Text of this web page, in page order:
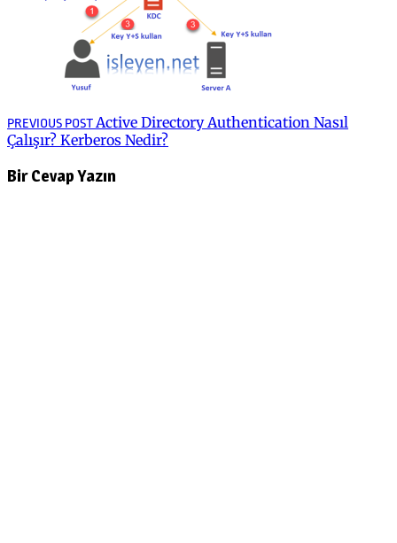
Yazı
gezinmesi
PREVIOUS POST Previous
post:
Active Directory Authentication Nasıl
Çalışır? Kerberos Nedir?
Bir Cevap Yazın